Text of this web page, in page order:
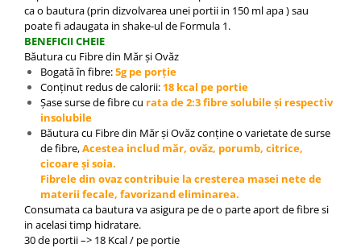
ca o bautura (prin dizvolvarea unei portii in 150 ml apa ) sau
poate fi adaugata in shake-ul de Formula 1.
BENEFICII CHEIE
Băutura cu Fibre din Măr și Ovăz
Bogată în fibre:5g pe porție
Conținut redus de calorii: 18 kcal pe portie
Șase surse de fibre cu rata de 2:3 fibre solubile și respectiv
insolubile
Băutura cu Fibre din Măr și Ovăz conține o varietate de surse
de fibre,Acestea includ măr, ovăz, porumb, citrice,
cicoare și soia.
Fibrele din ovaz contribuie la cresterea masei nete de
materii fecale, favorizand eliminarea.
Consumata ca bautura va asigura pe de o parte aport de fibre si
in acelasi timp hidratare.
30 de portii –> 18 Kcal / pe portie